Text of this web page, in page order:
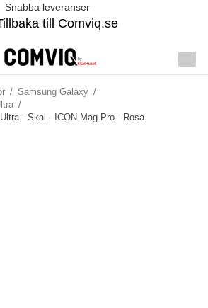
Snabba leveranser
till Comviq.se
/ Samsung Galaxy /
/
- Skal - ICON Mag Pro - Rosa